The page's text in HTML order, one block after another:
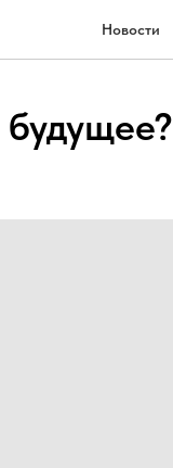
Новости